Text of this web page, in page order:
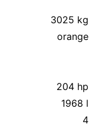
3025 kg
orange
204 hp
1968 l
4